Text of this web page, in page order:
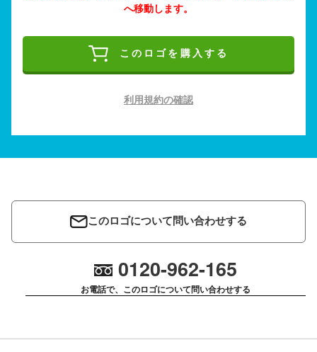
へ移動します。
このロゴを購入する
利用規約の確認
このロゴについて問い合わせする
0120-962-165
お電話で、このロゴについて問い合わせする